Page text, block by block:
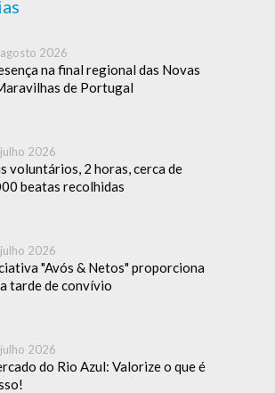
2026
na final regional das Novas
de Portugal
2026
voluntários, 2 horas, cerca de
beatas recolhidas
2026
"Avós & Netos" proporciona
tarde de convívio
2026
do Rio Azul: Valorize o que é